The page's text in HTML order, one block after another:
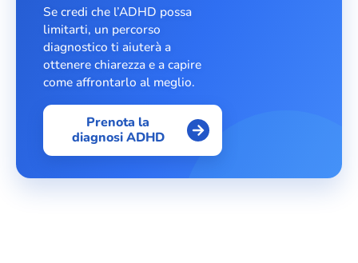
Se credi che l’ADHD possa
limitarti, un percorso
diagnostico ti aiuterà a
ottenere chiarezza e a capire
come affrontarlo al meglio.
Prenota la
diagnosi ADHD